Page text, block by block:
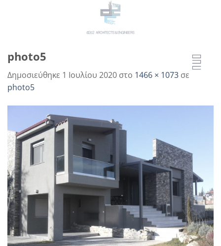
photo5
Δημοσιεύθηκε 1 Ιουλίου 2020 στο 1466 × 1073 σε
photo5